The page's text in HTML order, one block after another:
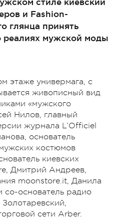
и Fashion-
глянца принять
реалиях мужской моды
этаже универмага, с
живописный вид
«мужского
Нилов, главный
журнала L’Officiel
основатель
костюмов
киевских
Дмитрий Андреев,
moonstore.it, Данила
со-основатель радио
сети Arber.